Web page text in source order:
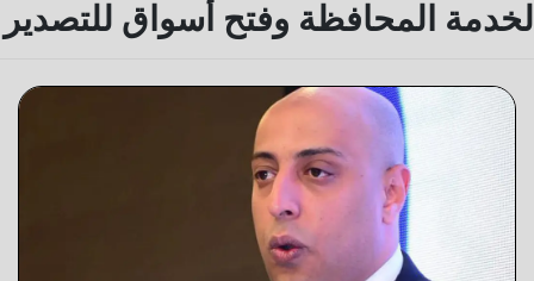
لخدمة المحافظة وفتح أسواق للتصدير